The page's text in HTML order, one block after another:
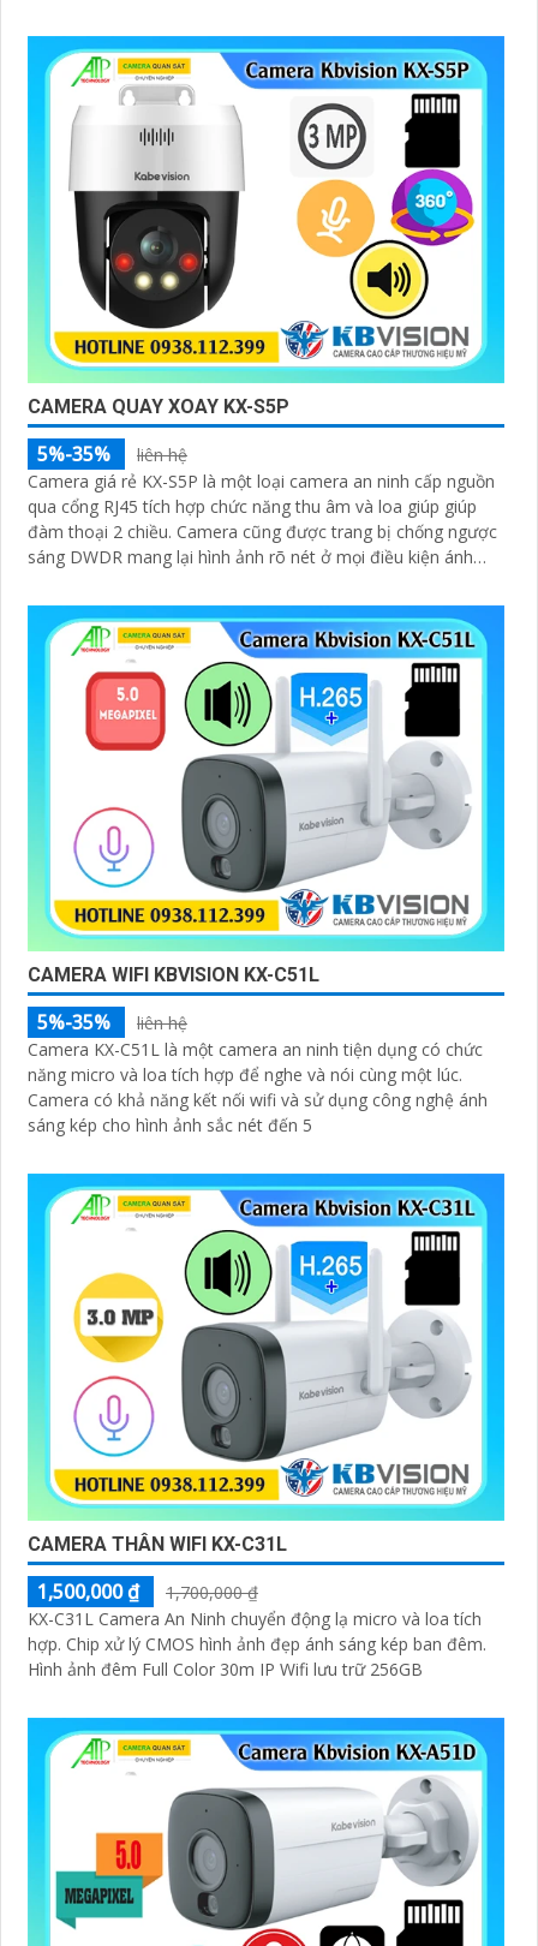
CAMERA QUAY XOAY KX-S5P
5%-35%
liên hệ
Camera giá rẻ KX-S5P là một loại camera an ninh cấp nguồn
qua cổng RJ45 tích hợp chức năng thu âm và loa giúp giúp
đàm thoại 2 chiều. Camera cũng được trang bị chống ngược
sáng DWDR mang lại hình ảnh rõ nét ở mọi điều kiện ánh
CAMERA WIFI KBVISION KX-C51L
5%-35%
liên hệ
Camera KX-C51L là một camera an ninh tiện dụng có chức
năng micro và loa tích hợp để nghe và nói cùng một lúc.
Camera có khả năng kết nối wifi và sử dụng công nghệ ánh
sáng kép cho hình ảnh sắc nét đến 5
CAMERA THÂN WIFI KX-C31L
1,500,000 ₫
1,700,000 ₫
KX-C31L Camera An Ninh chuyển động lạ micro và loa tích
hợp. Chip xử lý CMOS hình ảnh đẹp ánh sáng kép ban đêm.
Hình ảnh đêm Full Color 30m IP Wifi lưu trữ 256GB